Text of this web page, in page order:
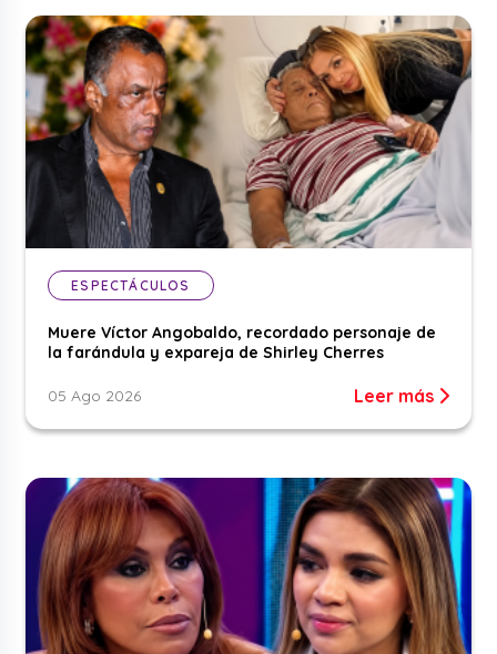
ESPECTÁCULOS
Muere Víctor Angobaldo, recordado personaje de
la farándula y expareja de Shirley Cherres
05 Ago 2026 Leer más